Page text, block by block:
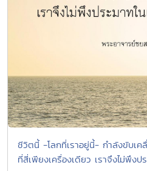
ชีวิตนี้ -โลกที่เราอยู่นี้- กำลังขับเค
ที่สี่เพียงเครื่องเดียว เราจึงไม่พึงป